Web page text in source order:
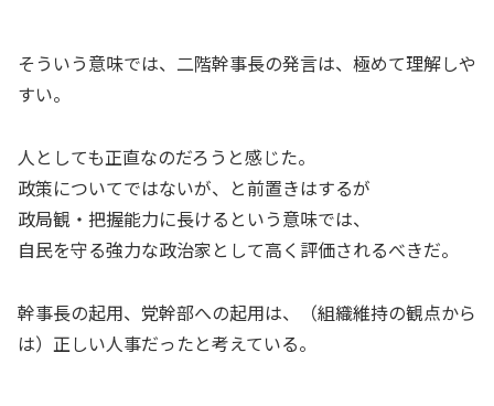
そういう意味では、二階幹事長の発言は、極めて理解しや
すい。
人としても正直なのだろうと感じた。
政策についてではないが、と前置きはするが
政局観・把握能力に長けるという意味では、
自民を守る強力な政治家として高く評価されるべきだ。
幹事長の起用、党幹部への起用は、（組織維持の観点から
は）正しい人事だったと考えている。